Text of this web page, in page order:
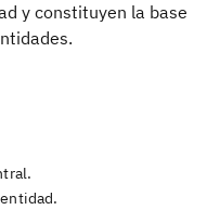
y constituyen la base